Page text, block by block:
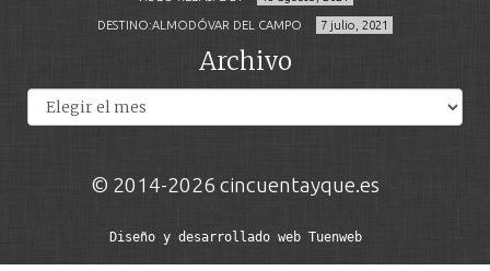
DESTINO:ALMODÓVAR DEL CAMPO 7 julio, 2021
Archivo
© 2014-2026 cincuentayque.es
Diseño y desarrollado web Tuenweb